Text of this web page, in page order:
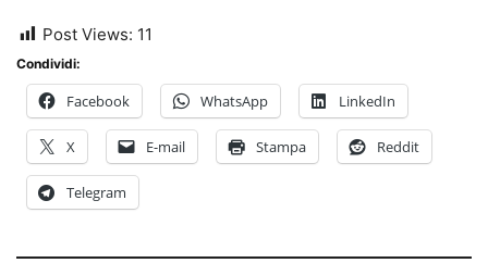
Post Views: 11
Condividi:
Facebook WhatsApp LinkedIn
X E-mail Stampa Reddit
Telegram